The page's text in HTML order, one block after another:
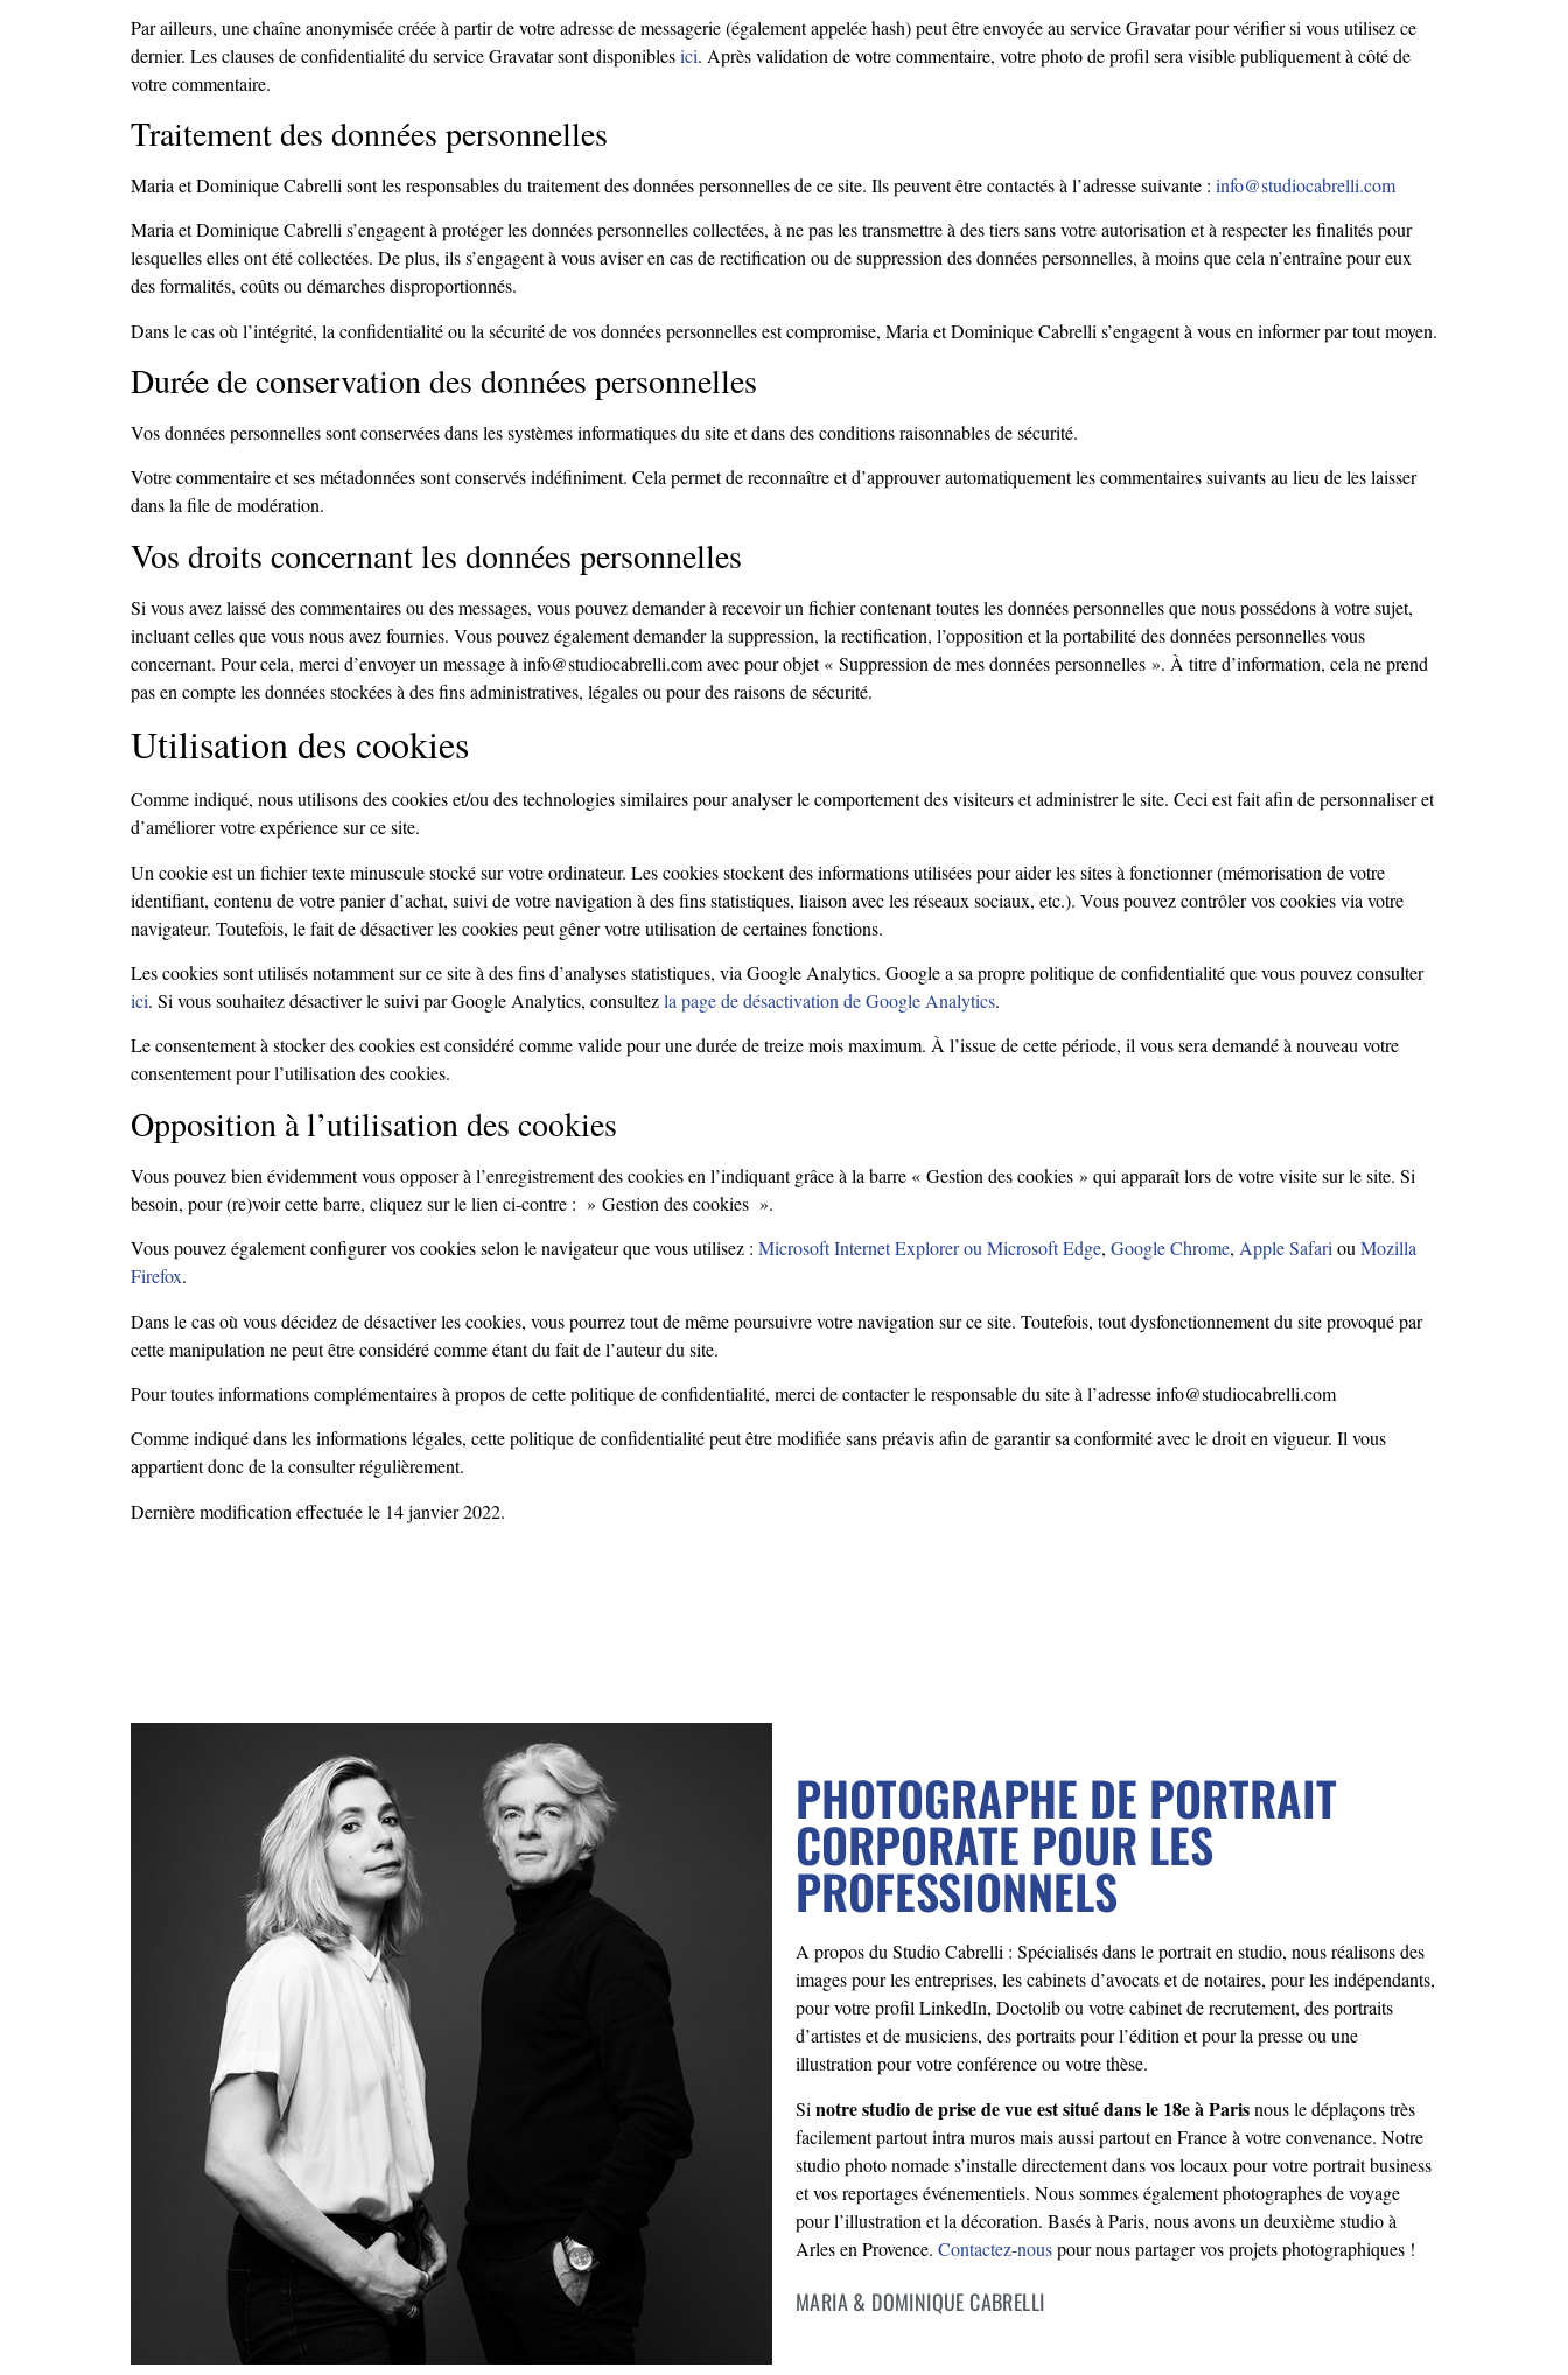
Par ailleurs, une chaîne anonymisée créée à partir de votre adresse de messagerie (également appelée hash) peut être envoyée au service Gravatar pour vérifier si vous utilisez ce
dernier. Les clauses de confidentialité du service Gravatar sont disponiblesici. Après validation de votre commentaire, votre photo de profil sera visible publiquement à côté de
votre commentaire.
Traitement des données personnelles
Maria et Dominique Cabrelli sont les responsables du traitement des données personnelles de ce site. Ils peuvent être contactés à l’adresse suivante : info@studiocabrelli.com
Maria et Dominique Cabrelli s’engagent à protéger les données personnelles collectées, à ne pas les transmettre à des tiers sans votre autorisation et à respecter les finalités pour
lesquelles elles ont été collectées. De plus, ils s’engagent à vous aviser en cas de rectification ou de suppression des données personnelles, à moins que cela n’entraîne pour eux
des formalités, coûts ou démarches disproportionnés.
Dans le cas où l’intégrité, la confidentialité ou la sécurité de vos données personnelles est compromise, Maria et Dominique Cabrelli s’engagent à vous en informer par tout moyen.
Durée de conservation des données personnelles
Vos données personnelles sont conservées dans les systèmes informatiques du site et dans des conditions raisonnables de sécurité.
Votre commentaire et ses métadonnées sont conservés indéfiniment. Cela permet de reconnaître et d’approuver automatiquement les commentaires suivants au lieu de les laisser
dans la file de modération.
Vos droits concernant les données personnelles
Si vous avez laissé des commentaires ou des messages, vous pouvez demander à recevoir un fichier contenant toutes les données personnelles que nous possédons à votre sujet,
incluant celles que vous nous avez fournies. Vous pouvez également demander la suppression, la rectification, l’opposition et la portabilité des données personnelles vous
concernant. Pour cela, merci d’envoyer un message à info@studiocabrelli.com avec pour objet « Suppression de mes données personnelles ». À titre d’information, cela ne prend
pas en compte les données stockées à des fins administratives, légales ou pour des raisons de sécurité.
Utilisation des cookies
Comme indiqué, nous utilisons des cookies et/ou des technologies similaires pour analyser le comportement des visiteurs et administrer le site. Ceci est fait afin de personnaliser et
d’améliorer votre expérience sur ce site.
Un cookie est un fichier texte minuscule stocké sur votre ordinateur. Les cookies stockent des informations utilisées pour aider les sites à fonctionner (mémorisation de votre
identifiant, contenu de votre panier d’achat, suivi de votre navigation à des fins statistiques, liaison avec les réseaux sociaux, etc.). Vous pouvez contrôler vos cookies via votre
navigateur. Toutefois, le fait de désactiver les cookies peut gêner votre utilisation de certaines fonctions.
Les cookies sont utilisés notamment sur ce site à des fins d’analyses statistiques, via Google Analytics. Google a sa propre politique de confidentialité que vous pouvez consulter
ici. Si vous souhaitez désactiver le suivi par Google Analytics, consultezla page de désactivation de Google Analytics.
Le consentement à stocker des cookies est considéré comme valide pour une durée de treize mois maximum. À l’issue de cette période, il vous sera demandé à nouveau votre
consentement pour l’utilisation des cookies.
Opposition à l’utilisation des cookies
Vous pouvez bien évidemment vous opposer à l’enregistrement des cookies en l’indiquant grâce à la barre « Gestion des cookies » qui apparaît lors de votre visite sur le site. Si
besoin, pour (re)voir cette barre, cliquez sur le lien ci-contre : » Gestion des cookies ».
Vous pouvez également configurer vos cookies selon le navigateur que vous utilisez : Microsoft Internet Explorer ou Microsoft Edge, Google Chrome, Apple SafariouMozilla
Firefox.
Dans le cas où vous décidez de désactiver les cookies, vous pourrez tout de même poursuivre votre navigation sur ce site. Toutefois, tout dysfonctionnement du site provoqué par
cette manipulation ne peut être considéré comme étant du fait de l’auteur du site.
Pour toutes informations complémentaires à propos de cette politique de confidentialité, merci de contacter le responsable du site à l’adresse info@studiocabrelli.com
Comme indiqué dans les informations légales, cette politique de confidentialité peut être modifiée sans préavis afin de garantir sa conformité avec le droit en vigueur. Il vous
appartient donc de la consulter régulièrement.
Dernière modification effectuée le 14 janvier 2022.
PHOTOGRAPHE DE PORTRAIT
CORPORATE POUR LES
PROFESSIONNELS
A propos du Studio Cabrelli : Spécialisés dans le portrait en studio, nous réalisons des
images pour les entreprises, les cabinets d’avocats et de notaires, pour les indépendants,
pour votre profil LinkedIn, Doctolib ou votre cabinet de recrutement, des portraits
d’artistes et de musiciens, des portraits pour l’édition et pour la presse ou une
illustration pour votre conférence ou votre thèse.
Si notre studio de prise de vue est situé dans le 18e à Parisnous le déplaçons très
facilement partout intra muros mais aussi partout en France à votre convenance. Notre
studio photo nomade s’installe directement dans vos locaux pour votre portrait business
et vos reportages événementiels. Nous sommes également photographes de voyage
pour l’illustration et la décoration. Basés à Paris, nous avons un deuxième studio à
Arles en Provence. Contactez-nouspour nous partager vos projets photographiques !
MARIA & DOMINIQUE CABRELLI